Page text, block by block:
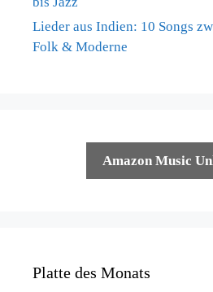
Lieder aus Indien: 10 Songs
Folk & Moderne
Amazon Music
Platte des Monats